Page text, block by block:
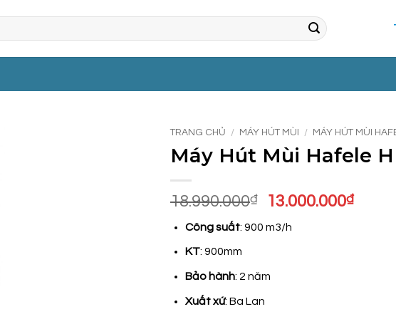
TRANG CHỦ / MÁY HÚT MÙI / MÁY HÚT MÙI
Máy Hút Mùi Hafele
18.990.000₫
Giá
là:
13.000.000₫Giá
Công suất: 900 m3/h
KT: 900mm
Bảo hành: 2 năm
Xuất xứ: Ba Lan